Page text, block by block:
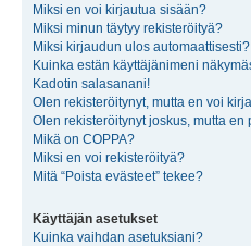
Miksi en voi kirjautua sisään?
Miksi minun täytyy rekisteröityä?
Miksi kirjaudun ulos automaattisesti?
Kuinka estän käyttäjänimeni
Kadotin salasanani!
Olen rekisteröitynyt, mutta en voi
Olen rekisteröitynyt joskus, mutta
Mikä on COPPA?
Miksi en voi rekisteröityä?
Mitä “Poista evästeet” tekee?
Käyttäjän asetukset
Kuinka vaihdan asetuksiani?